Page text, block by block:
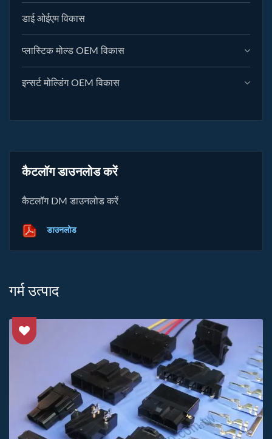
डाई ओईएम विकास
प्लास्टिक मोल्ड OEM विकास
इन्सर्ट मोल्डिंग OEM विकास
कैटलॉग डाउनलोड करें
कैटलॉग DM डाउनलोड करें
डाउनलोड
गर्म उत्पाद